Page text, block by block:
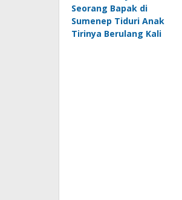
Seorang Bapak di
Sumenep Tiduri Anak
Tirinya Berulang Kali